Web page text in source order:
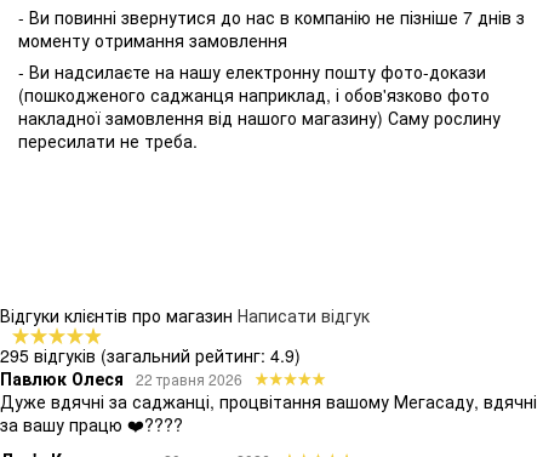
- Ви повинні звернутися до нас в компанію не пізніше 7 днів з
моменту отримання замовлення
- Ви надсилаєте на нашу електронну пошту фото-докази
(пошкодженого саджанця наприклад, і обов'язково фото
накладної замовлення від нашого магазину) Саму рослину
пересилати не треба.
Відгуки клієнтів про магазин Написати відгук
295 відгуків (загальний рейтинг: 4.9)
Павлюк Олеся
22 травня 2026
Дуже вдячні за саджанці, процвітання вашому Мегасаду, вдячні
за вашу працю ❤️????